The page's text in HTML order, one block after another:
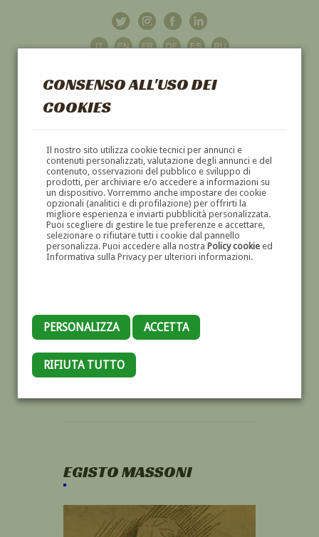
CONSENSO ALL'USO DEI
COOKIES
Il nostro sito utilizza cookie tecnici per annunci e
contenuti personalizzati, valutazione degli annunci e del
contenuto, osservazioni del pubblico e sviluppo di
prodotti, per archiviare e/o accedere a informazioni su
un dispositivo. Vorremmo anche impostare dei cookie
opzionali (analitici e di profilazione) per offrirti la
migliore esperienza e inviarti pubblicità personalizzata.
Puoi scegliere di gestire le tue preferenze e accettare,
selezionare o rifiutare tutti i cookie dal pannello
personalizza. Puoi accedere alla nostra Policy cookieed
Informativa sulla Privacy per ulteriori informazioni.
PERSONALIZZA ACCETTA
RIFIUTA TUTTO
GALLERIAD'ARTE
DIPINTI E SCULTURE '800 E '900
EGISTO MASSONI